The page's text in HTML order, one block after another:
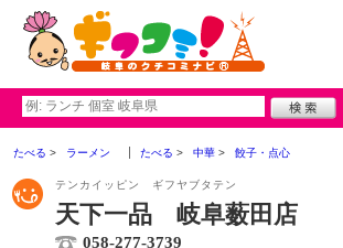
たべる ラーメン たべる 中華 餃子・点心
テンカイッピン ギフヤブタテン
天下一品 岐阜薮田店
058-277-3739